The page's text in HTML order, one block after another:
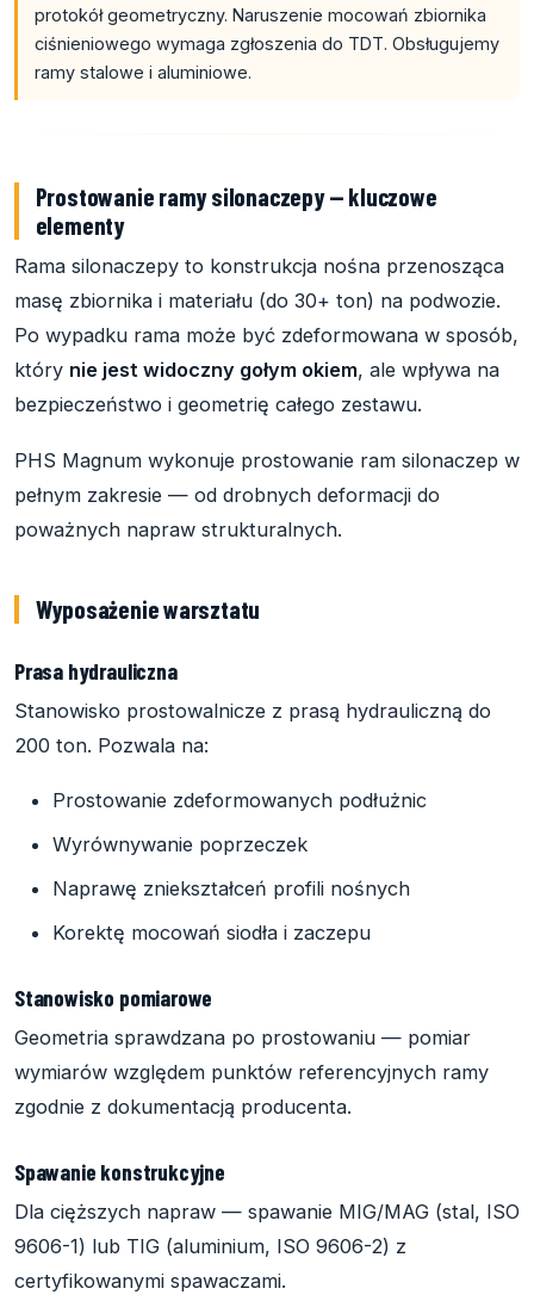
protokół geometryczny. Naruszenie mocowań zbiornika
ciśnieniowego wymaga zgłoszenia do TDT. Obsługujemy
ramy stalowe i aluminiowe.
Prostowanie ramy silonaczepy — kluczowe
elementy
Rama silonaczepy to konstrukcja nośna przenosząca
masę zbiornika i materiału (do 30+ ton) na podwozie.
Po wypadku rama może być zdeformowana w sposób,
który nie jest widoczny gołym okiem, ale wpływa na
bezpieczeństwo i geometrię całego zestawu.
PHS Magnum wykonuje prostowanie ram silonaczep w
pełnym zakresie — od drobnych deformacji do
poważnych napraw strukturalnych.
Wyposażenie warsztatu
Prasa hydrauliczna
Stanowisko prostowalnicze z prasą hydrauliczną do
200 ton. Pozwala na:
Prostowanie zdeformowanych podłużnic
Wyrównywanie poprzeczek
Naprawę zniekształceń profili nośnych
Korektę mocowań siodła i zaczepu
Stanowisko pomiarowe
Geometria sprawdzana po prostowaniu — pomiar
wymiarów względem punktów referencyjnych ramy
zgodnie z dokumentacją producenta.
Spawanie konstrukcyjne
Dla cięższych napraw — spawanie MIG/MAG (stal, ISO
9606-1) lub TIG (aluminium, ISO 9606-2) z
certyfikowanymi spawaczami.